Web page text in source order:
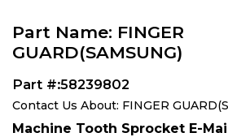
Part Name: FINGER
GUARD(SAMSUNG)
Part #:58239802
Contact Us About: FINGER
Machine Tooth Sprocket E-